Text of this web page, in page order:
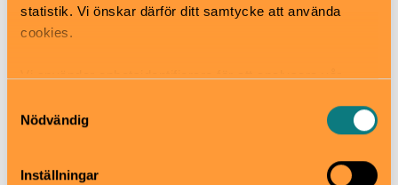
statistik. Vi önskar därför ditt samtycke att använda
cookies.
Vi använder enhetsidentifierare för att analysera vår
samt tillhandahålla funktioner för sociala medier. Vi
vidarebefordrar även sådana identifierare och annan
information från din enhet till de sociala medier och
annons- och analysföretag som vi samarbetar med.
Nödvändig
Inställningar
Gottsunda Bibliotek Uppsala
Valthornsvägen 7, Uppsala
gottsundabiblioteket@uppsala.se